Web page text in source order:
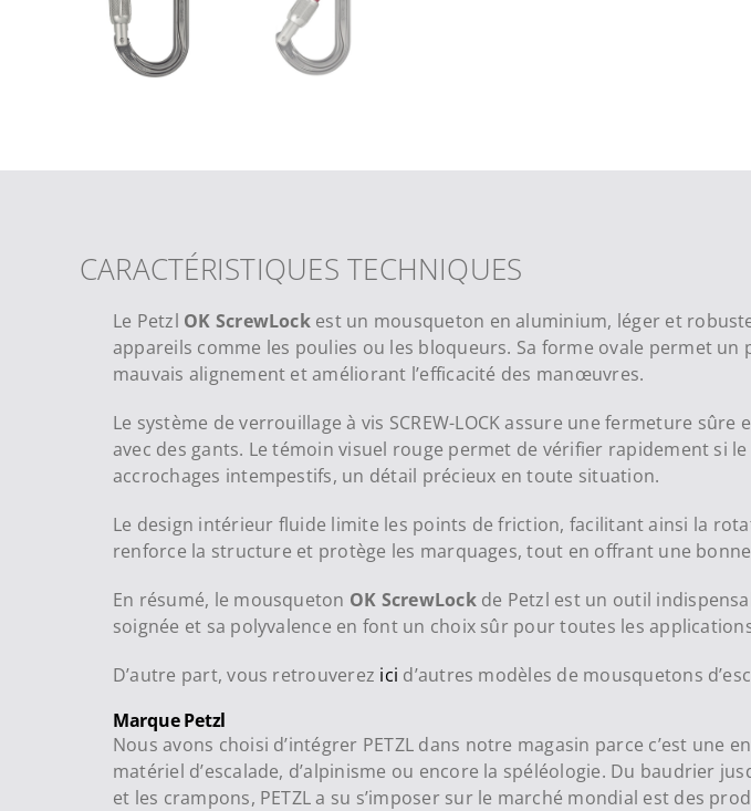
CARACTÉRISTIQUES TECHNIQUES
Le Petzl OK ScrewLockest un mousqueton en aluminium, léger et
appareils comme les poulies ou les bloqueurs. Sa forme ovale permet
mauvais alignement et améliorant l’efficacité des manœuvres.
Le système de verrouillage à vis SCREW-LOCK assure une fermeture
avec des gants. Le témoin visuel rouge permet de vérifier rapidement si
accrochages intempestifs, un détail précieux en toute situation.
Le design intérieur fluide limite les points de friction, facilitant ainsi la
renforce la structure et protège les marquages, tout en offrant une
En résumé, le mousqueton OK ScrewLockde Petzl est un outil
soignée et sa polyvalence en font un choix sûr pour toutes les
D’autre part, vous retrouverez ici d’autres modèles de mousquetons
Marque Petzl
Nous avons choisi d’intégrer PETZL dans notre magasin parce c’est
matériel d’escalade, d’alpinisme ou encore la spéléologie. Du baudrier
et les crampons, PETZL a su s’imposer sur le marché mondial est des